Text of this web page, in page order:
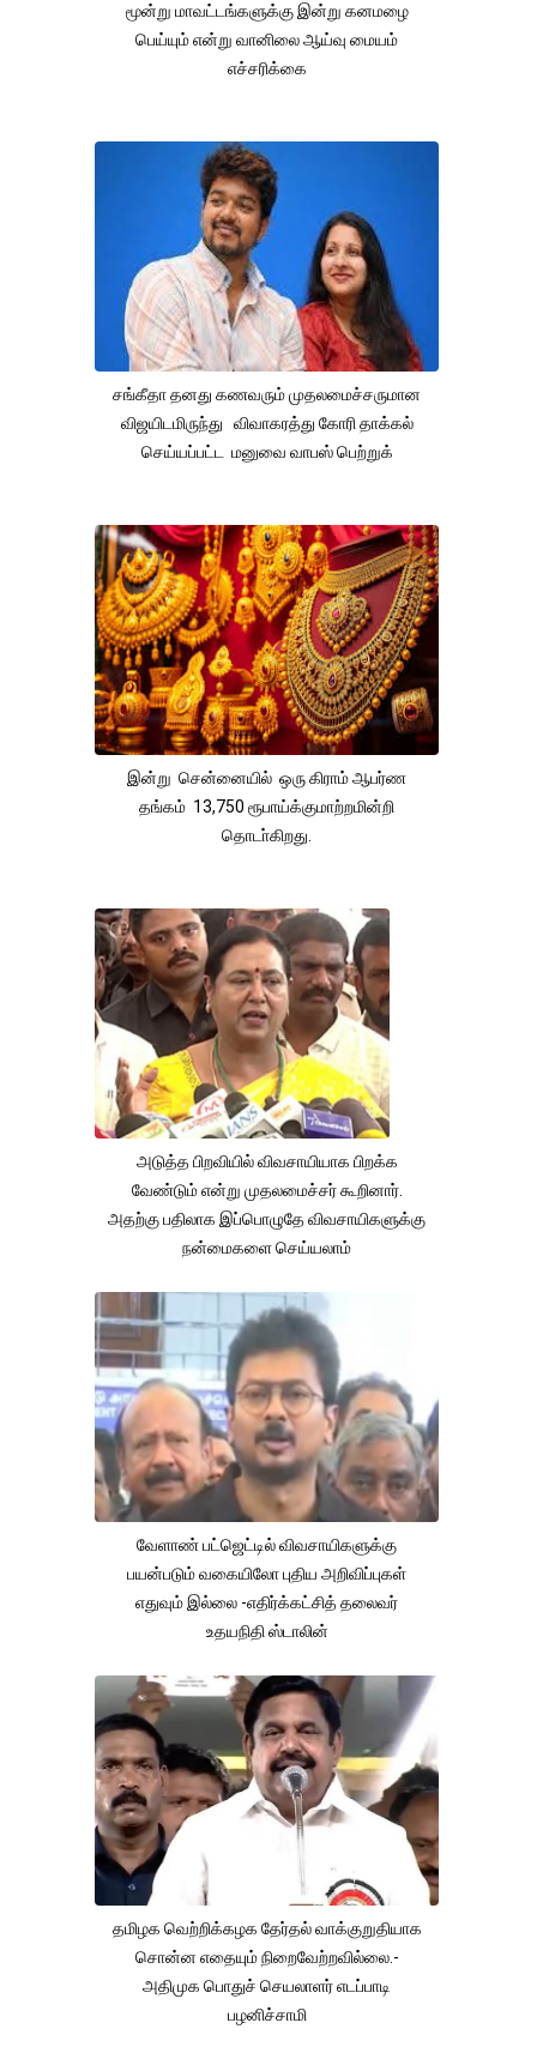
மூன்று மாவட்டங்களுக்கு இன்று கனமழை
பெய்யும் என்று வானிலை ஆய்வு மையம்
எச்சரிக்கை
சங்கீதா தனது கணவரும் முதலமைச்சருமான
விஜயிடமிருந்து விவாகரத்து கோரி தாக்கல்
செய்யப்பட்ட மனுவை வாபஸ் பெற்றுக்
இன்று சென்னையில் ஒரு கிராம் ஆபர்ண
தங்கம் 13,750 ரூபாய்க்குமாற்றமின்றி
தொடா்கிறது.
அடுத்த பிறவியில் விவசாயியாக பிறக்க
வேண்டும் என்று முதலமைச்சர் கூறினார்.
அதற்கு பதிலாக இப்பொழுதே விவசாயிகளுக்கு
நன்மைகளை செய்யலாம்
வேளாண் பட்ஜெட்டில் விவசாயிகளுக்கு
பயன்படும் வகையிலோ புதிய அறிவிப்புகள்
எதுவும் இல்லை -எதிர்க்கட்சித் தலைவர்
உதயநிதி ஸ்டாலின்
தமிழக வெற்றிக்கழக தேர்தல் வாக்குறுதியாக
சொன்ன எதையும் நிறைவேற்றவில்லை.-
அதிமுக பொதுச் செயலாளர் எடப்பாடி
பழனிச்சாமி